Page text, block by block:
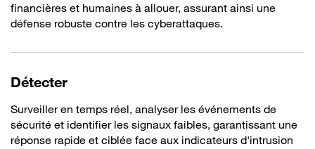
financières et humaines à allouer, assurant ainsi une
défense robuste contre les cyberattaques.
Détecter
Surveiller en temps réel, analyser les événements de
sécurité et identifier les signaux faibles, garantissant une
réponse rapide et ciblée face aux indicateurs d'intrusion